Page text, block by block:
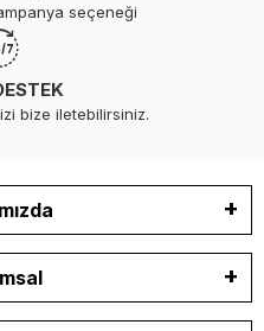
seçeneği
bize iletebilirsiniz.